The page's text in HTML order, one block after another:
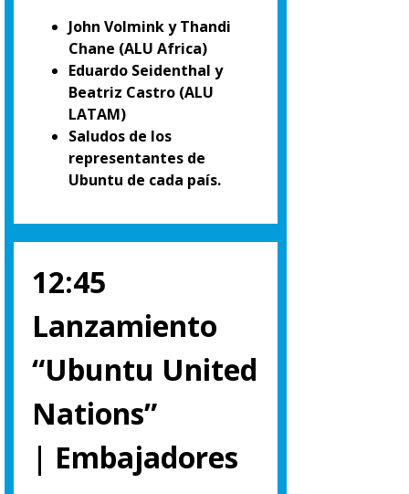
John Volmink y Thandi
Chane (ALU Africa)
Eduardo Seidenthal y
Beatriz Castro (ALU
LATAM)
Saludos de los
representantes de
Ubuntu de cada país.
12:45
Lanzamiento
“Ubuntu United
Nations”
| Embajadores